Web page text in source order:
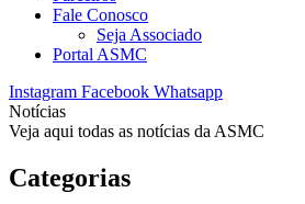
Fale Conosco
Seja Associado
Portal ASMC
Instagram Facebook Whatsapp
Notícias
Veja aqui todas as notícias da ASMC
Categorias